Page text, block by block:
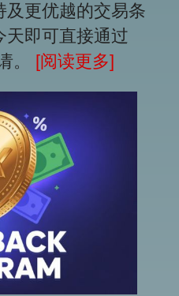
及更优越的交易条
天即可直接通过
。
[阅读更多]